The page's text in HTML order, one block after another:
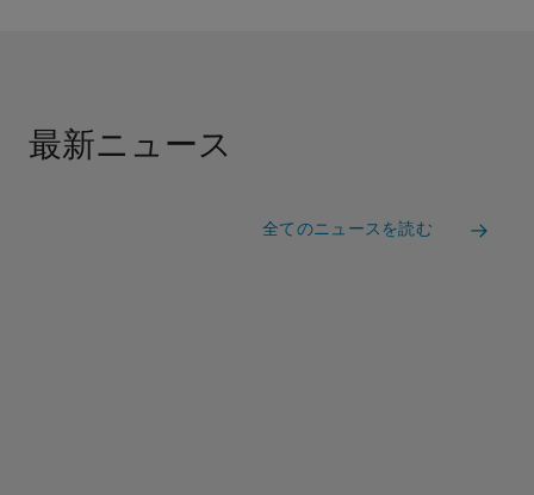
最新ニュース
全てのニュースを読む